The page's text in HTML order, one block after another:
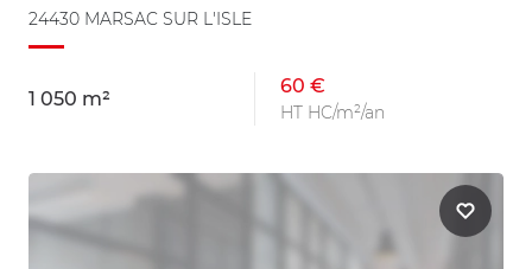
24430 MARSAC SUR L'ISLE
1 050 m²
60 €
HT HC/m²/an